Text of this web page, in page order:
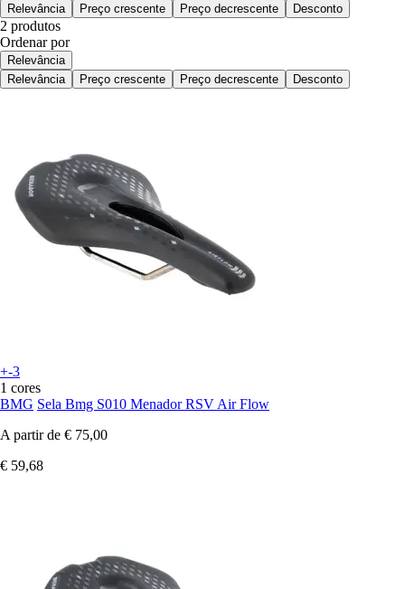
Relevância
Preço crescente Preço decrescente Desconto
2 produtos
Ordenar por
Relevância
Relevância
Preço crescente Preço decrescente Desconto
+-3
1 cores
BMG Sela Bmg S010 Menador RSV Air Flow
A partir de € 75,00
€ 59,68